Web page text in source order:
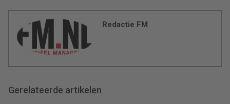
Redactie FM
Gerelateerde artikelen